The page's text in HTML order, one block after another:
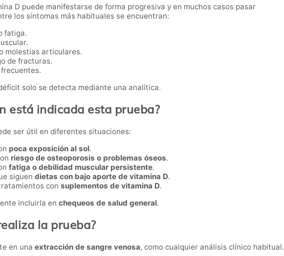
D puede manifestarse de forma progresiva y en muchos casos pasar
los síntomas más habituales se encuentran:
fatiga.
molestias articulares.
de fracturas.
solo se detecta mediante una analítica.
está indicada esta prueba?
ser útil en diferentes situaciones:
poca exposición al sol.
riesgo de osteoporosis o problemas óseos.
fatiga o debilidad muscular persistente.
siguen dietas con bajo aporte de vitamina D.
con suplementos de vitamina D.
incluirla en chequeos de salud general.
la prueba?
en una extracción de sangre venosa, como cualquier análisis clínico habitual.